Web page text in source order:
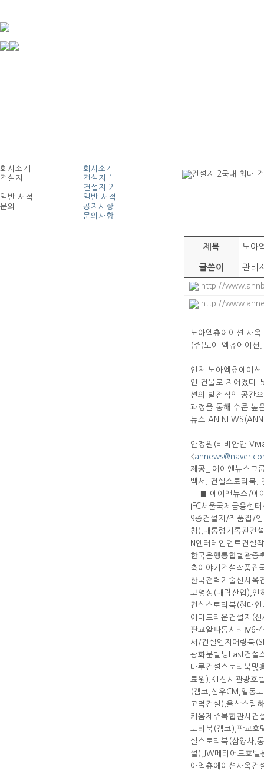
회사소개
· 회사소개
건설지
· 건설지 1
· 건설지 2
일반 서적
· 일반 서적
문의
· 공지사항
· 문의사항
건설지 2국내 최대
제목 노아
글쓴이 관리
http://
http://
노아엑츄에이션 사옥
(주)노아 엑츄에이션
인천 노아엑츄에이
인 건물로 지어졌다.
션의 발전적인 공간
과정을 통해 수준 높
뉴스 AN NEWS(ANN
안정원(비비안안
<
제공_ 에이앤뉴스그
백서, 건설스토리북,
■ 에이앤뉴스/에이
IFC서울국제금융센
9종건설지/작품집/
청),대통령기록관건
N엔터테인먼트건설
한국은행통합별관증
축이야기건설작품집
한국전력기술신사옥
보영상(대림산업),인
건설스토리북(현대
이마트타운건설지(
판교알파돔시티Ⅳ6-4
서/건설엔지어링북
광화문빌딩East건설
마루건설스토리북및
료원),KT신사관광호
(캠코,삼우CM,일동
고덕건설),울산스팀
키움제주복합관사건
토리북(캠코),판교호
설스토리북(삼양사,
설),JW메리어트호텔
아엑츄에이션사옥건